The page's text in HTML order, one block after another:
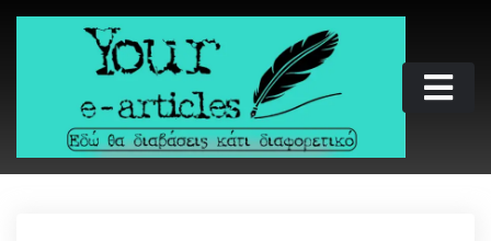
Skip
Your e-articles
Εδώ θα διαβάσεις κάτι διαφορετικό